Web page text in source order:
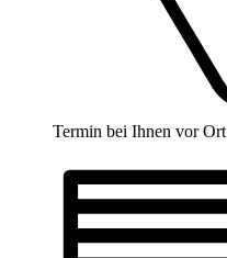
Termin bei Ihnen vor Ort